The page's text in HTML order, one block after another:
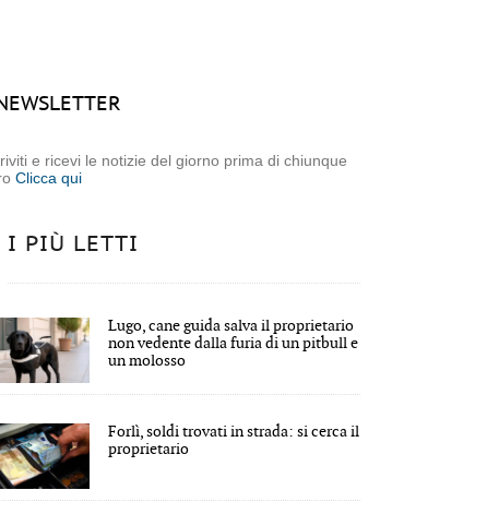
e ricevi le notizie del giorno prima di chiunque
Clicca qui
I PIÙ LETTI
Lugo, cane guida salva il proprietario
non vedente dalla furia di un pitbull e
un molosso
Forlì, soldi trovati in strada: si cerca il
proprietario